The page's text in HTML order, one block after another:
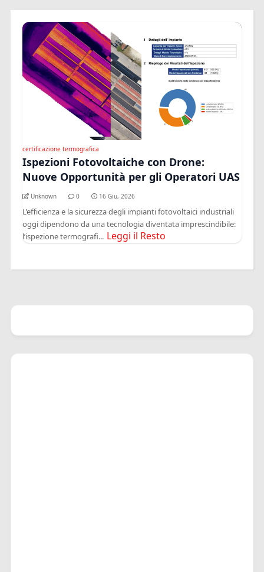
certificazione termografica
Ispezioni Fotovoltaiche con Drone:
Nuove Opportunità per gli Operatori UAS
Unknown 0 16 Giu, 2026
L’efficienza e la sicurezza degli impianti fotovoltaici industriali
oggi dipendono da una tecnologia diventata imprescindibile:
l’ispezione termografi... Leggi il Resto